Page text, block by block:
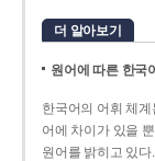
더 알아보기
원어에 따른 한국
한국어의 어휘 체
어에 차이가 있을
원어를 밝히고 있